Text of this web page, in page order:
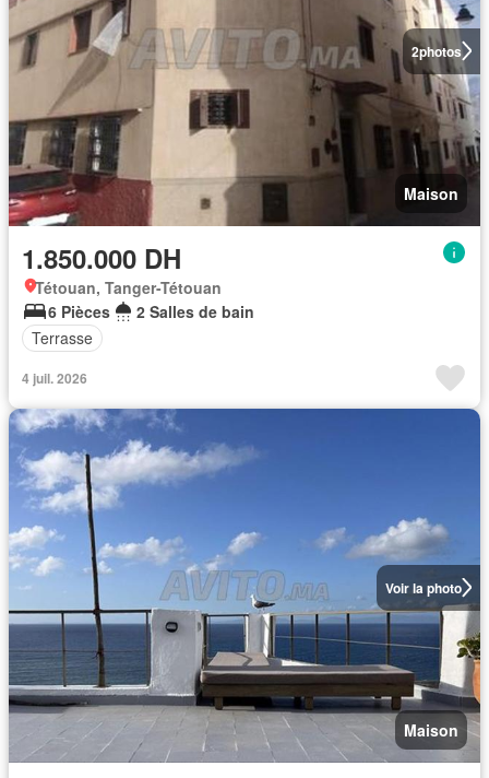
2photos
Maison
1.850.000 DH
Tétouan, Tanger-Tétouan
6 Pièces
2 Salles de bain
Terrasse
4 juil. 2026
Voir la photo
Maison